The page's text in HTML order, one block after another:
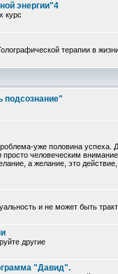
энергии"4
курс
терапии в
подсознание"
уже половина успеха.
просто человеческим
а желание, это
и не может быть
другие
"Давид".